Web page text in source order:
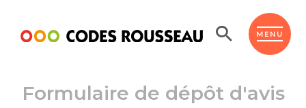
MENU
ESPACE ÉLÈVE
Formulaire de dépôt d'avis